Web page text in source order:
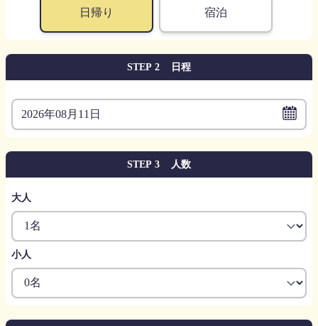
日帰り 宿泊
STEP 2 日程
2026年08月11日
STEP 3 人数
大人
小人